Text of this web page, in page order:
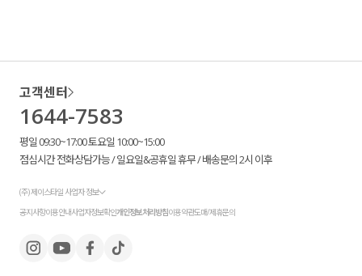
고객센터
1644-7583
평일 09:30~17:00 토요일 10:00~15:00
점심시간 전화상담가능 / 일요일&공휴일 휴무 / 배송문의 2시 이후
(주) 제이스타일 사업자 정보
공지사항이용안내사업자정보확인개인정보처리방침이용약관도매/제휴문의